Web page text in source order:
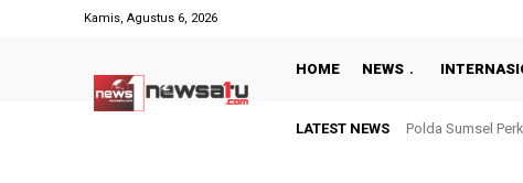
Kamis, Agustus 6, 2026
HOME NEWS
LATEST NEWS Polda Sumsel